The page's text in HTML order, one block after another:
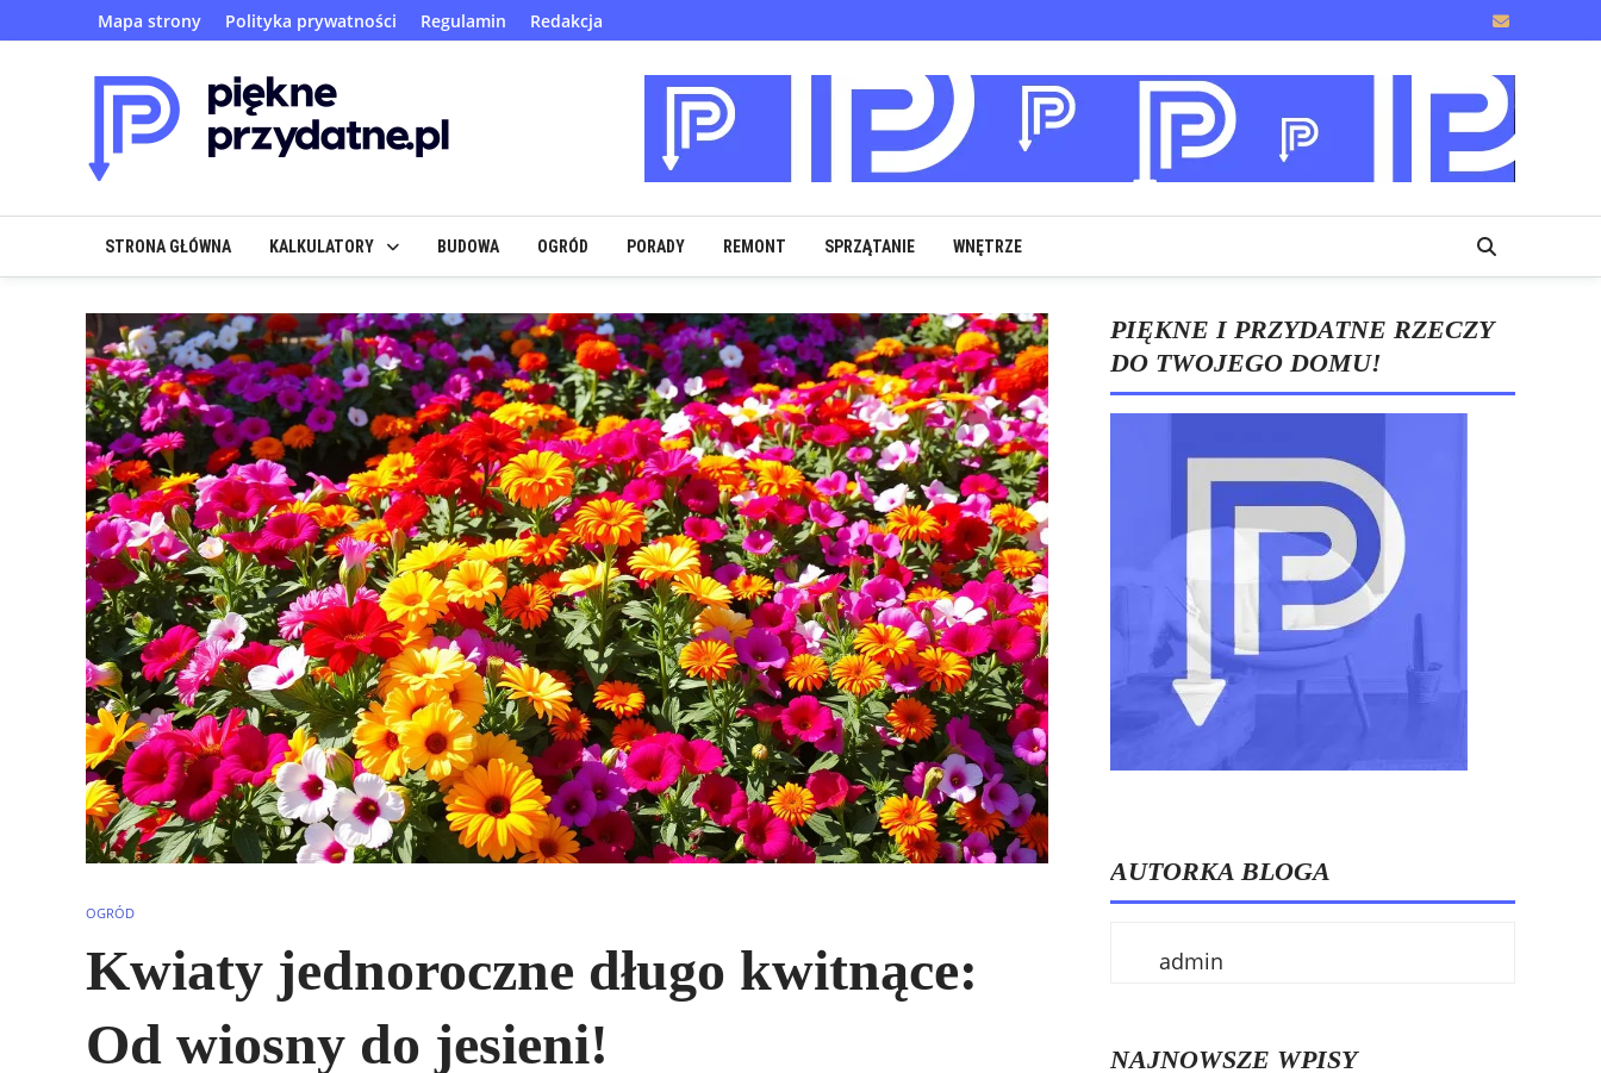
to
Mapa strony Polityka prywatności Regulamin Redakcja
STRONA GŁÓWNA KALKULATORY BUDOWA OGRÓD PORADY REMONT SPRZĄTANIE WNĘTRZE
OGRÓD
Kwiaty jednoroczne długo kwitnące:
Od wiosny do jesieni!
PIĘKNE I PRZYDATNE RZECZY
DO TWOJEGO DOMU!
AUTORKA BLOGA
admin
NAJNOWSZE WPISY